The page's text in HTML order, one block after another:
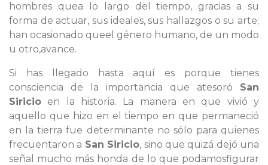
hombres quea lo largo del tiempo, gracias a su
forma de actuar, sus ideales, sus hallazgos o su arte;
han ocasionado queel género humano, de un modo
u otro,avance.
Si has llegado hasta aquí es porque tienes
consciencia de la importancia que atesoró San
Siricio en la historia. La manera en que vivió y
aquello que hizo en el tiempo en que permaneció
en la tierra fue determinante no sólo para quienes
frecuentaron a San Siricio, sino que quizá dejó una
señal mucho más honda de lo que podamosfigurar